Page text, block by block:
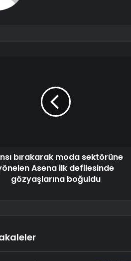
bırakarak moda sektörüne
Asena ilk defilesinde
gözyaşlarına boğuldu